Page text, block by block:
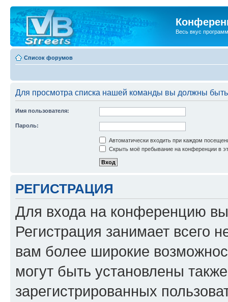
Весь вкус
Список форумов
Для просмотра списка нашей команды вы должны
Имя пользователя:
Пароль:
Автоматически входить при каждом
Скрыть моё пребывание на конференции в
РЕГИСТРАЦИЯ
Для входа на конференцию
Регистрация занимает всего
вам более широкие
могут быть установлены
зарегистрированных